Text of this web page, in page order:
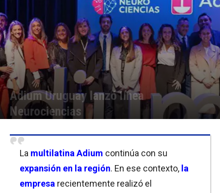
Adium Uruguay lanzó línea
Neurociencias
La multilatina Adium continúa con su
expansión en la región. En ese contexto, la
empresa recientemente realizó el